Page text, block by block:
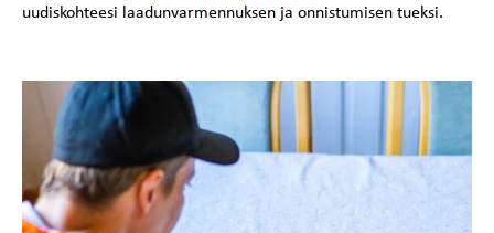
uudiskohteesi laadunvarmennuksen ja onnistumisen tueksi.